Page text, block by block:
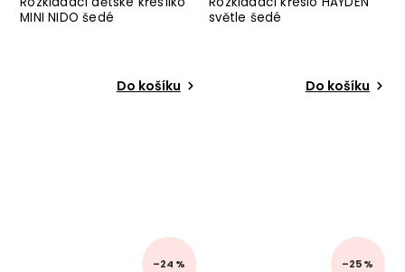
MINI NIDO šedé
Do košíku
světle šedé
Do košíku
–24 % –25 %